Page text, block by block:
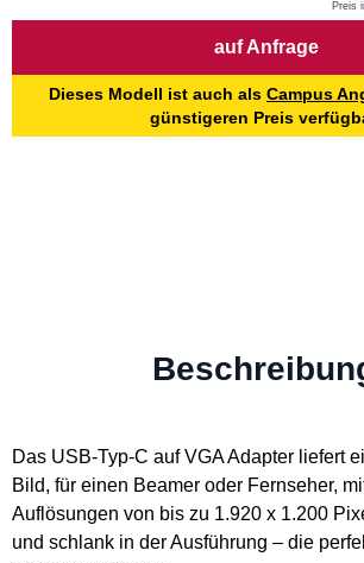
Preis
auf Anfrage
Dieses Modell ist auch als Campus
günstigeren Preis
Das USB-Typ-C auf VGA Adapter liefert
Bild, für einen Beamer oder Fernseher,
Auflösungen von bis zu 1.920 x 1.200
und schlank in der Ausführung – die